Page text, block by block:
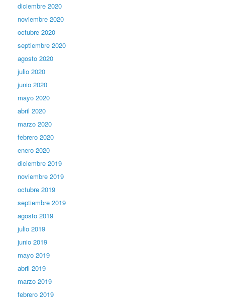
diciembre 2020
noviembre 2020
octubre 2020
septiembre 2020
agosto 2020
julio 2020
junio 2020
mayo 2020
abril 2020
marzo 2020
febrero 2020
enero 2020
diciembre 2019
noviembre 2019
octubre 2019
septiembre 2019
agosto 2019
julio 2019
junio 2019
mayo 2019
abril 2019
marzo 2019
febrero 2019